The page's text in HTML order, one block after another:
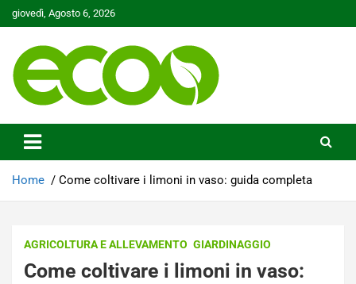
Skip
to
giovedì, Agosto 6, 2026
Ecoo.it
Home Come coltivare i limoni in vaso: guida completa
AGRICOLTURA E ALLEVAMENTO GIARDINAGGIO
Come coltivare i limoni in vaso: